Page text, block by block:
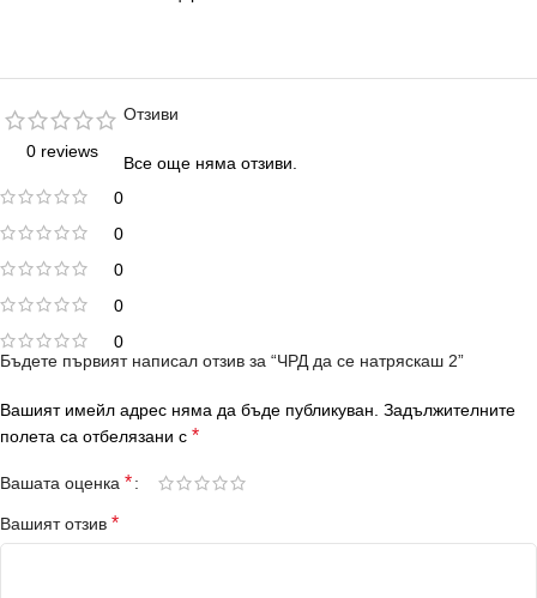
0 reviews
0
0
0
0
0
Отзиви
Все още няма отзиви.
Бъдете първият написал отзив за “ЧРД да се натряскаш 2”
Вашият имейл адрес няма да бъде публикуван. Задължителните
полета са отбелязани с *
Вашата оценка *
Вашият отзив *